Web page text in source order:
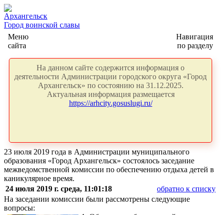
Архангельск
Город воинской славы
Меню
сайта
Навигация
по разделу
На данном сайте содержится информация о
деятельности Администрации городского округа «Город
Архангельск» по состоянию на 31.12.2025.
Актуальная информация размещается
https://arhcity.gosuslugi.ru/
23 июля 2019 года в Администрации муниципального
образования «Город Архангельск» состоялось заседание
межведомственной комиссии по обеспечению отдыха детей в
каникулярное время.
24 июля 2019 г. среда, 11:01:18
обратно к списку
На заседании комиссии были рассмотрены следующие
вопросы: